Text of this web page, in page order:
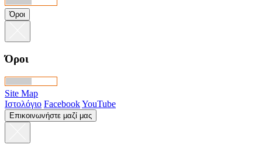
Όροι
Όροι
Site Map
Ιστολόγιο FacebookYouTube
Επικοινωνήστε μαζί μας